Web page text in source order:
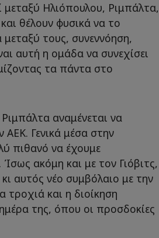
μεταξύ Ηλιόπουλου, Ριμπάλτα,
θέλουν φυσικά να το
μεταξύ τους, συνεννόηση,
αυτή η ομάδα να συνεχίσει
τα πάντα στο
αναμένεται να
ΑΕΚ. Γενικά μέσα στην
πιθανό να έχουμε
ακόμη και με τον Γιόβιτς,
αυτός νέο συμβόλαιο με την
τροχιά και η διοίκηση
της, όπου οι προσδοκίες